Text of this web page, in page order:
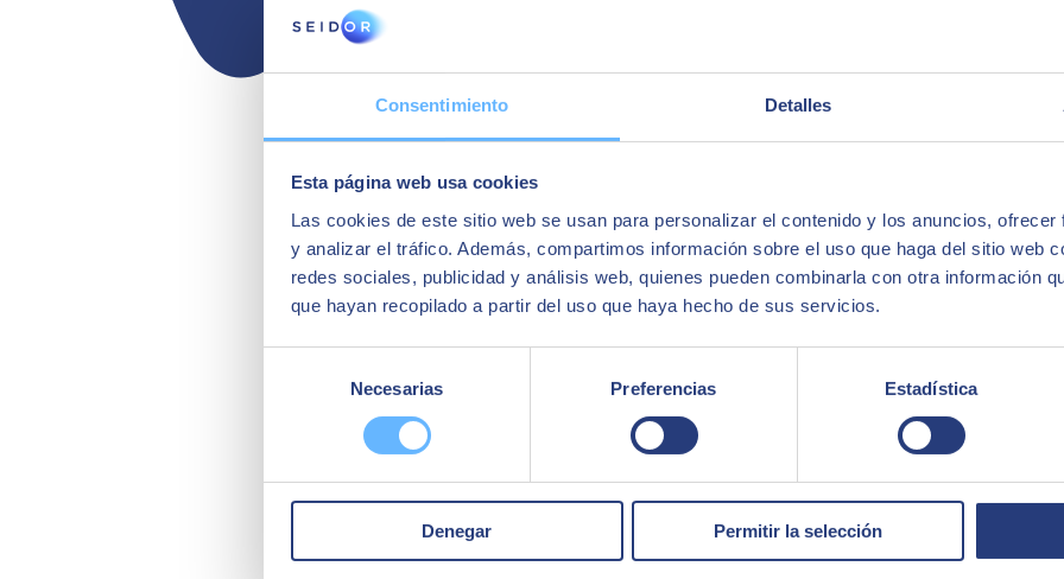
Consentimiento Detalles
Esta página web usa cookies
Las cookies de este sitio web se usan para personalizar el contenido y los anuncios,
y analizar el tráfico. Además, compartimos información sobre el uso que haga del sitio web
redes sociales, publicidad y análisis web, quienes pueden combinarla con otra información
que hayan recopilado a partir del uso que haya hecho de sus servicios.
consentimiento
Necesarias Preferencias Estadística
Denegar Permitir la selección